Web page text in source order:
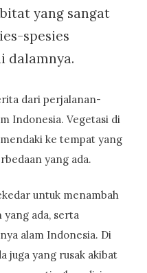
yang sangat
spesies
dalamnya.
dari perjalanan-
Indonesia. Vegetasi di
ke tempat yang
yang ada.
untuk menambah
ada, serta
alam Indonesia. Di
juga yang rusak akibat